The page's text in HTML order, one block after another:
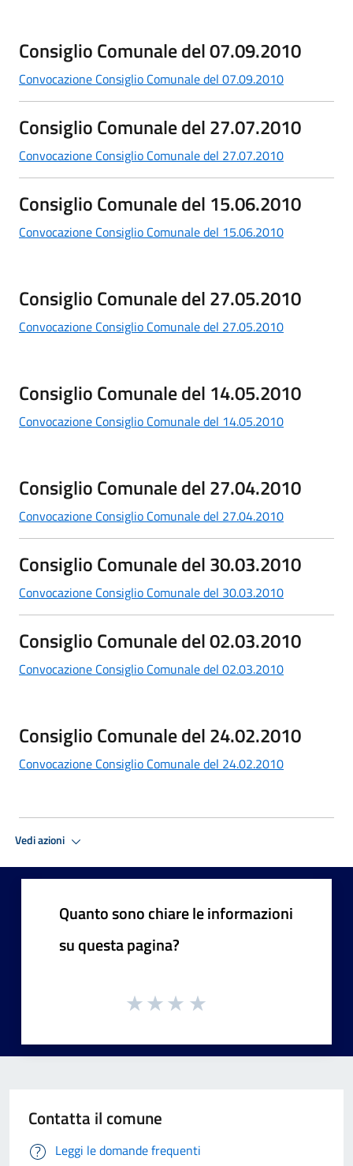
Consiglio Comunale del 07.09.2010
Convocazione Consiglio Comunale del 07.09.2010
Consiglio Comunale del 27.07.2010
Convocazione Consiglio Comunale del 27.07.2010
Consiglio Comunale del 15.06.2010
Convocazione Consiglio Comunale del 15.06.2010
Consiglio Comunale del 27.05.2010
Convocazione Consiglio Comunale del 27.05.2010
Consiglio Comunale del 14.05.2010
Convocazione Consiglio Comunale del 14.05.2010
Consiglio Comunale del 27.04.2010
Convocazione Consiglio Comunale del 27.04.2010
Consiglio Comunale del 30.03.2010
Convocazione Consiglio Comunale del 30.03.2010
Consiglio Comunale del 02.03.2010
Convocazione Consiglio Comunale del 02.03.2010
Consiglio Comunale del 24.02.2010
Convocazione Consiglio Comunale del 24.02.2010
Vedi azioni
Quanto sono chiare le informazioni
su questa pagina?
Contatta il comune
Leggi le domande frequenti